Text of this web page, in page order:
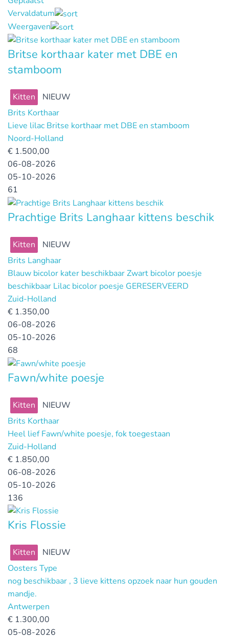
Vervaldatum
Weergaven
Britse korthaar kater met DBE en
stamboom
Kitten
NIEUW
Brits Korthaar
Lieve lilac Britse korthaar met DBE en stamboom
Noord-Holland
€ 1.500,00
06-08-2026
05-10-2026
61
Prachtige Brits Langhaar kittens beschik
Kitten
NIEUW
Brits Langhaar
Blauw bicolor kater beschikbaar Zwart bicolor poesje
beschikbaar Lilac bicolor poesje GERESERVEERD
Zuid-Holland
€ 1.350,00
06-08-2026
05-10-2026
68
Fawn/white poesje
Kitten
NIEUW
Brits Korthaar
Heel lief Fawn/white poesje, fok toegestaan
Zuid-Holland
€ 1.850,00
06-08-2026
05-10-2026
136
Kris Flossie
Kitten
NIEUW
Oosters Type
nog beschikbaar , 3 lieve kittens opzoek naar hun gouden
mandje.
Antwerpen
€ 1.300,00
05-08-2026